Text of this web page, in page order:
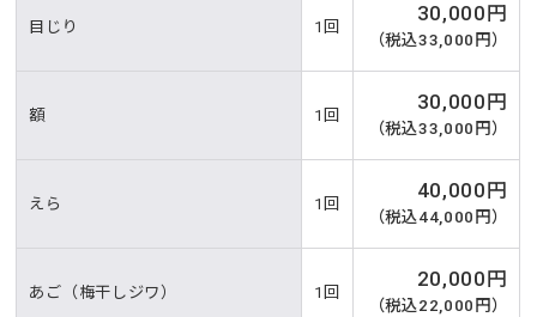
目じり 1回
30,000円
（税込33,000円）
額 1回
30,000円
（税込33,000円）
えら 1回
40,000円
（税込44,000円）
あご（梅干しジワ） 1回
20,000円
（税込22,000円）